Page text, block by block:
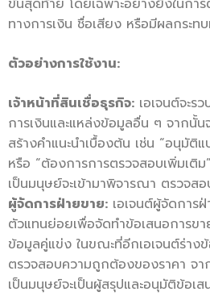
ขั้นสุดท้าย โดยเฉพาะอย่างยิ่งในก
ทางการเงิน ชื่อเสียง หรือมีผลกระท
ตัวอย่างการใช้งาน:
เจ้าหน้าที่สินเชื่อธุรกิจ: เอเจนต์จะร
การเงินและแหล่งข้อมูลอื่น ๆ จากนั้นจ
สร้างคำแนะนำเบื้องต้น เช่น “อนุมัติแ
หรือ “ต้องการการตรวจสอบเพิ่มเติ
เป็นมนุษย์จะเข้ามาพิจารณา ตรวจส
ผู้จัดการฝ่ายขาย: เอเจนต์ผู้จัดการ
ตัวแทนย่อยเพื่อจัดทำข้อเสนอการข
ข้อมูลคู่แข่ง ในขณะที่อีกเอเจนต์ร่าง
ตรวจสอบความถูกต้องของราคา จ
เป็นมนุษย์จะเป็นผู้สรุปและอนุมัติข้อเ